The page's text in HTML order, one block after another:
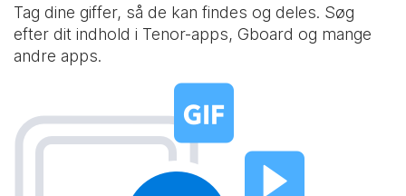
Tag dine giffer, så de kan findes og deles. Søg
efter dit indhold i Tenor-apps, Gboard og mange
andre apps.